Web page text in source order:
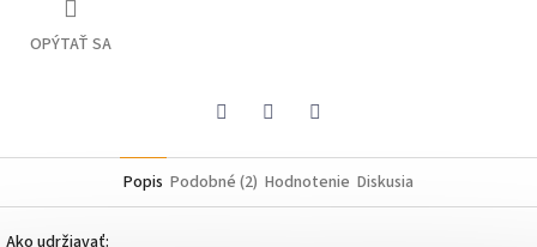
OPÝTAŤ SA
Popis Podobné (2) Hodnotenie Diskusia